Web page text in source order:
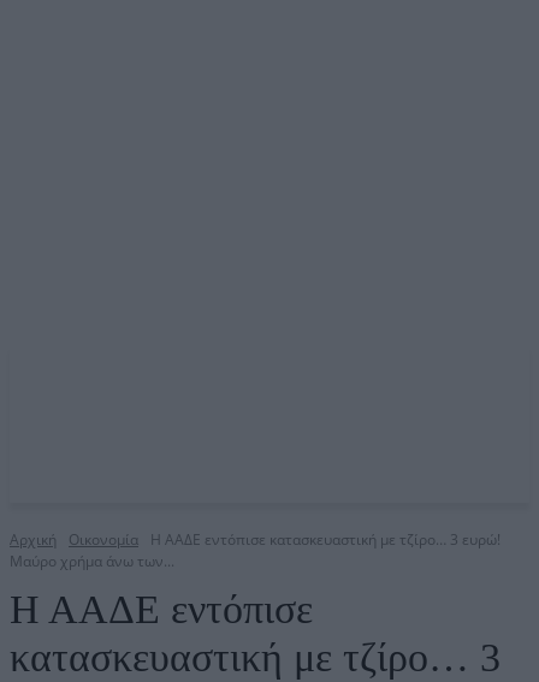
Αρχική Οικονομία
Η ΑΑΔΕ εντόπισε κατασκευαστική με τζίρο… 3 ευρώ!
Μαύρο χρήμα άνω των...
Η ΑΑΔΕ εντόπισε
κατασκευαστική με τζίρο… 3